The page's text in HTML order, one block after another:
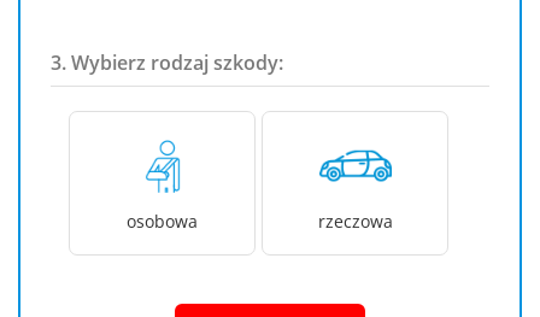
3. Wybierz rodzaj szkody:
osobowa rzeczowa